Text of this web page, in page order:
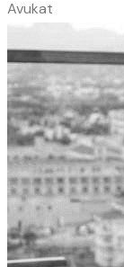
Avukat